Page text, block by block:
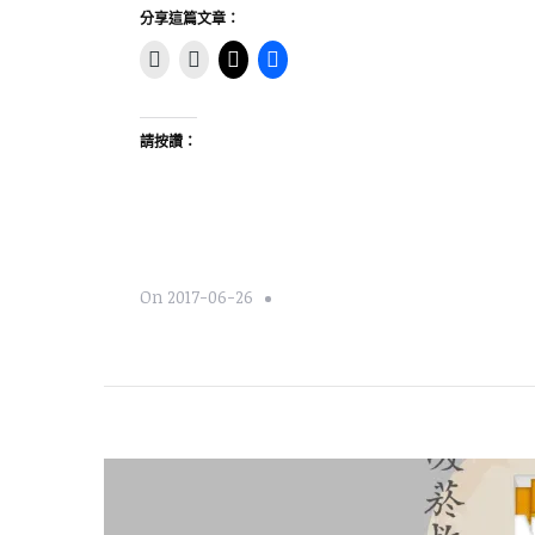
分享這篇文章：
請按讚：
On 2017-06-26